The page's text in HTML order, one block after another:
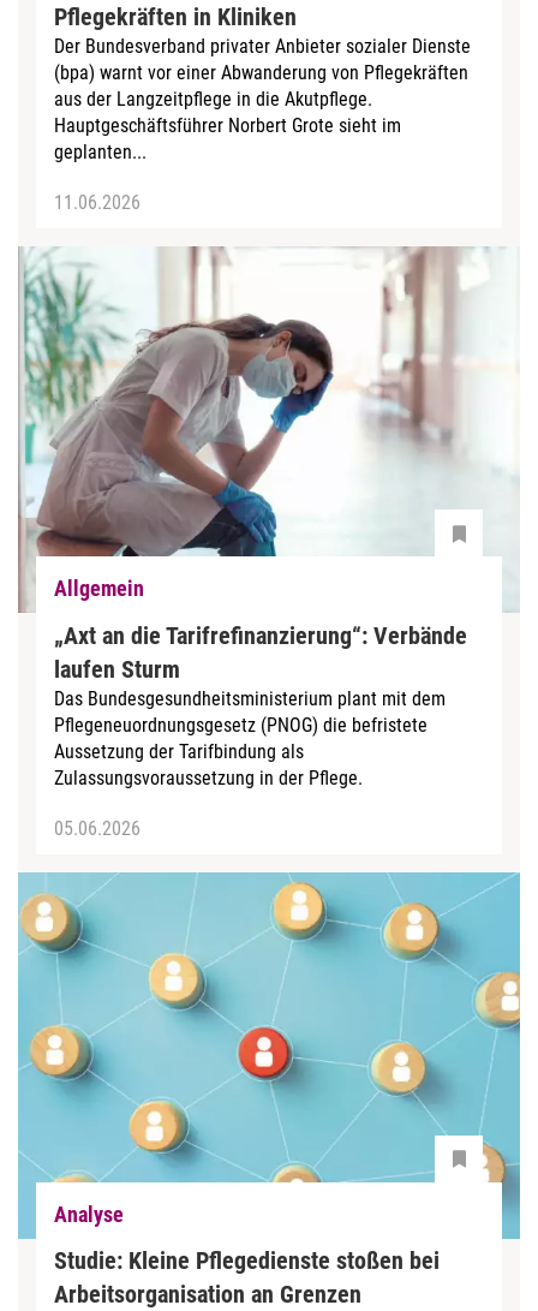
Pflegekräften in Kliniken
Der Bundesverband privater Anbieter sozialer Dienste
(bpa) warnt vor einer Abwanderung von Pflegekräften
aus der Langzeitpflege in die Akutpflege.
Hauptgeschäftsführer Norbert Grote sieht im
geplanten...
11.06.2026
Allgemein
„Axt an die Tarifrefinanzierung“: Verbände
laufen Sturm
Das Bundesgesundheitsministerium plant mit dem
Pflegeneuordnungsgesetz (PNOG) die befristete
Aussetzung der Tarifbindung als
Zulassungsvoraussetzung in der Pflege.
05.06.2026
Analyse
Studie: Kleine Pflegedienste stoßen bei
Arbeitsorganisation an Grenzen